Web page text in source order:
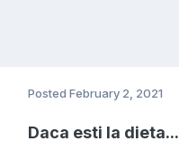
Posted February 2, 2021
Daca esti la dieta...